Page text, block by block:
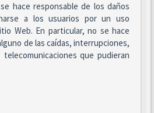
hace responsable de los daños
a los usuarios por un uso
Web. En particular, no se hace
de las caídas, interrupciones,
que pudieran